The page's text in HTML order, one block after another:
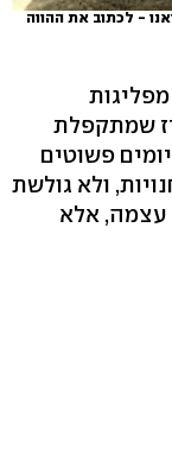
- לכתוב את ההווה
שמתקפלת
פשוטים
ולא גולשת
עצמה, אלא